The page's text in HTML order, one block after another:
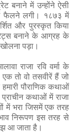
बनाने में उन्होंने ऐसी
में फैलने लगी। १८७३ में
और पुरस्कृत किया
बनाने के आग्रह के
पड़ा।
राजा रवि वर्मा के
एक तो वो तसवीरें हैं जो
पौराणिक कथाओं
प्राचीन कथाओं में राजा
में भरा जिसमें एक तरह
निरूपण इस तरह से
आ जाता है।